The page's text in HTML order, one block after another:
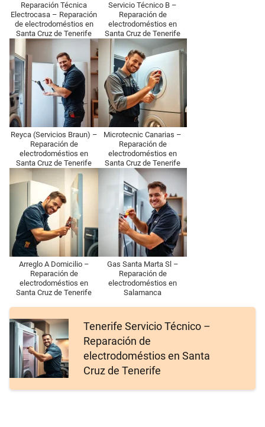
Reparación Técnica
Electrocasa – Reparación
de electrodoméstios en
Santa Cruz de Tenerife
Servicio Técnico B –
Reparación de
electrodoméstios en
Santa Cruz de Tenerife
Reyca (Servicios Braun) –
Reparación de
electrodoméstios en
Santa Cruz de Tenerife
Microtecnic Canarias –
Reparación de
electrodoméstios en
Santa Cruz de Tenerife
Arreglo A Domicilio –
Reparación de
electrodoméstios en
Santa Cruz de Tenerife
Gas Santa Marta Sl –
Reparación de
electrodoméstios en
Salamanca
Tenerife Servicio Técnico –
Reparación de
electrodoméstios en Santa
Cruz de Tenerife